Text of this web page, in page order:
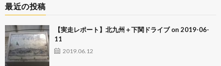
最近の投稿
【実走レポート】北九州＋下関ドライブ on 2019-06-
11
2019.06.12